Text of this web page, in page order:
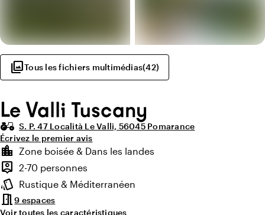
photo_libraryTous les fichiers multimédias(42)
Le Valli Tuscany
agriculture S. P. 47 Località Le Valli, 56045 Pomarance
Écrivez le premier avis
Points forts
location_city
Environnement
Zone boisée & Dans les landes
person_pin
Capacité
2-70 personnes
style
Ambiance
Rustique & Méditerranéen
meeting_room9 espaces
Voir toutes les caractéristiques